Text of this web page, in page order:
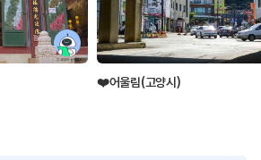
❤️어울림(고양시)